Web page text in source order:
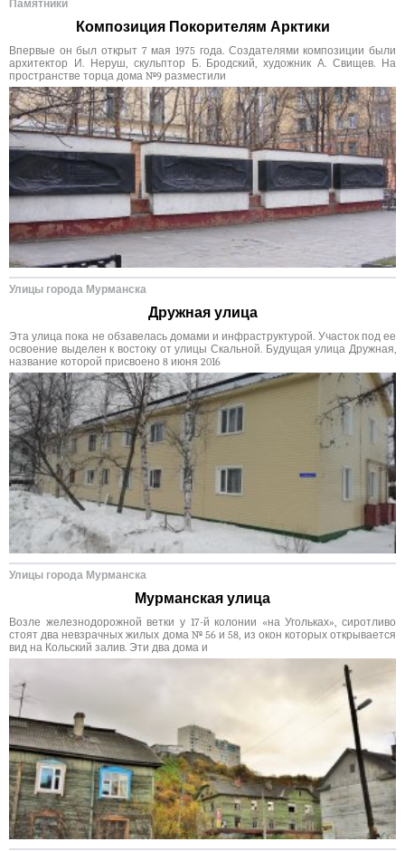
Памятники
Композиция Покорителям Арктики
Впервые он был открыт 7 мая 1975 года. Создателями композиции были
архитектор И. Неруш, скульптор Б. Бродский, художник А. Свищев. На
пространстве торца дома №9 разместили
Улицы города Мурманска
Дружная улица
Эта улица пока не обзавелась домами и инфраструктурой. Участок под ее
освоение выделен к востоку от улицы Скальной. Будущая улица Дружная,
название которой присвоено 8 июня 2016
Улицы города Мурманска
Мурманская улица
Возле железнодорожной ветки у 17-й колонии «на Угольках», сиротливо
стоят два невзрачных жилых дома № 56 и 58, из окон которых открывается
вид на Кольский залив. Эти два дома и